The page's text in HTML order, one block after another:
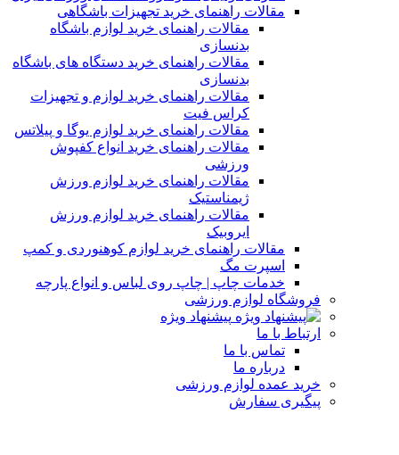
مقالات راهنمای خرید تجهیزات باشگاهی
مقالات راهنمای خرید لوازم باشگاه
بدنسازی
مقالات راهنمای خرید دستگاه های باشگاه
بدنسازی
مقالات راهنمای خرید لوازم و تجهیزات
کراس فیت
مقالات راهنمای خرید لوازم یوگا و پیلاتس
مقالات راهنمای خرید انواع کفپوش
ورزشی
مقالات راهنمای خرید لوازم ورزش
ژیمناستیک
مقالات راهنمای خرید لوازم ورزش
ایروبیک
مقالات راهنمای خرید لوازم کوهنوردی و کمپ
اسپرت مگ
خدمات چاپ | چاپ روی لباس و انواع پارچه
فروشگاه لوازم ورزشی
پیشنهاد ویژه
ارتباط با ما
تماس با ما
درباره ما
خرید عمده لوازم ورزشی
پیگیری سفارش